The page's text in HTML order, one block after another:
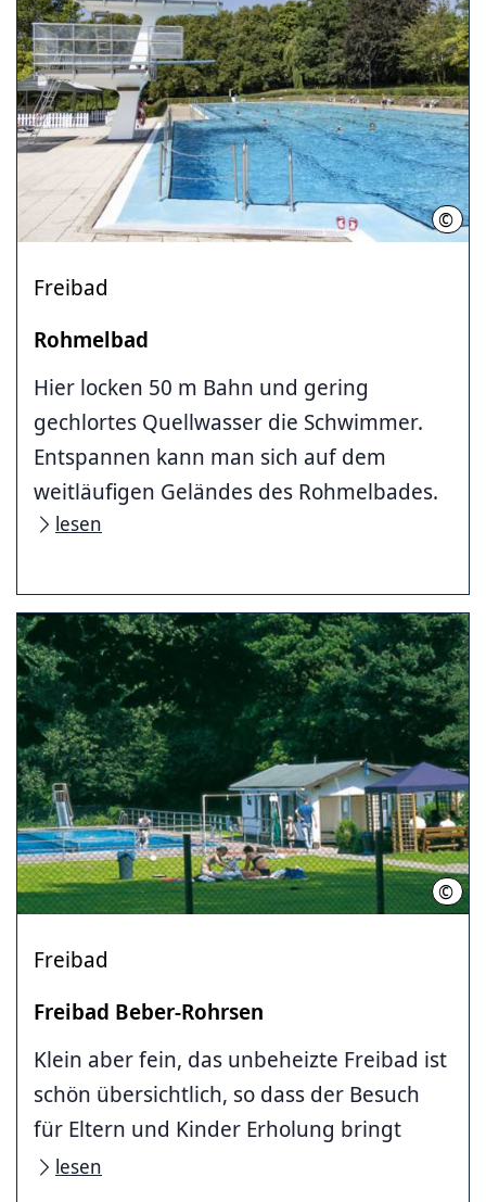
© I.
Freibad
Rohmelbad
Hier locken 50 m Bahn und gering
gechlortes Quellwasser die Schwimmer.
Entspannen kann man sich auf dem
weitläufigen Geländes des Rohmelbades.
lesen
©
Freibad
Freibad Beber-Rohrsen
Klein aber fein, das unbeheizte Freibad ist
schön übersichtlich, so dass der Besuch
für Eltern und Kinder Erholung bringt
lesen